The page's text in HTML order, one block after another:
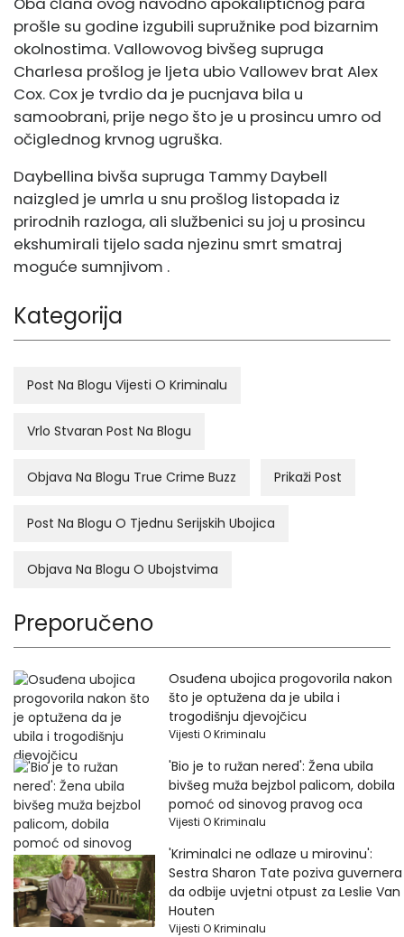
prošle su godine izgubili supružnike pod bizarnim
okolnostima. Vallowovog bivšeg supruga
Charlesa prošlog je ljeta ubio Vallowev brat Alex
Cox. Cox je tvrdio da je pucnjava bila u
samoobrani, prije nego što je u prosincu umro od
očiglednog krvnog ugruška.
Daybellina bivša supruga Tammy Daybell
naizgled je umrla u snu prošlog listopada iz
prirodnih razloga, ali službenici su joj u prosincu
ekshumirali tijelo sada njezinu smrt smatraj
moguće sumnjivom .
Kategorija
Post Na Blogu Vijesti O Kriminalu
Vrlo Stvaran Post Na Blogu
Objava Na Blogu True Crime Buzz Prikaži Post
Post Na Blogu O Tjednu Serijskih Ubojica
Objava Na Blogu O Ubojstvima
Preporučeno
Osuđena ubojica progovorila nakon
što je optužena da je ubila i
trogodišnju djevojčicu
Vijesti O Kriminalu
'Bio je to ružan nered': Žena ubila
bivšeg muža bejzbol palicom, dobila
pomoć od sinovog pravog oca
Vijesti O Kriminalu
'Kriminalci ne odlaze u mirovinu':
Sestra Sharon Tate poziva guvernera
da odbije uvjetni otpust za Leslie Van
Houten
Vijesti O Kriminalu